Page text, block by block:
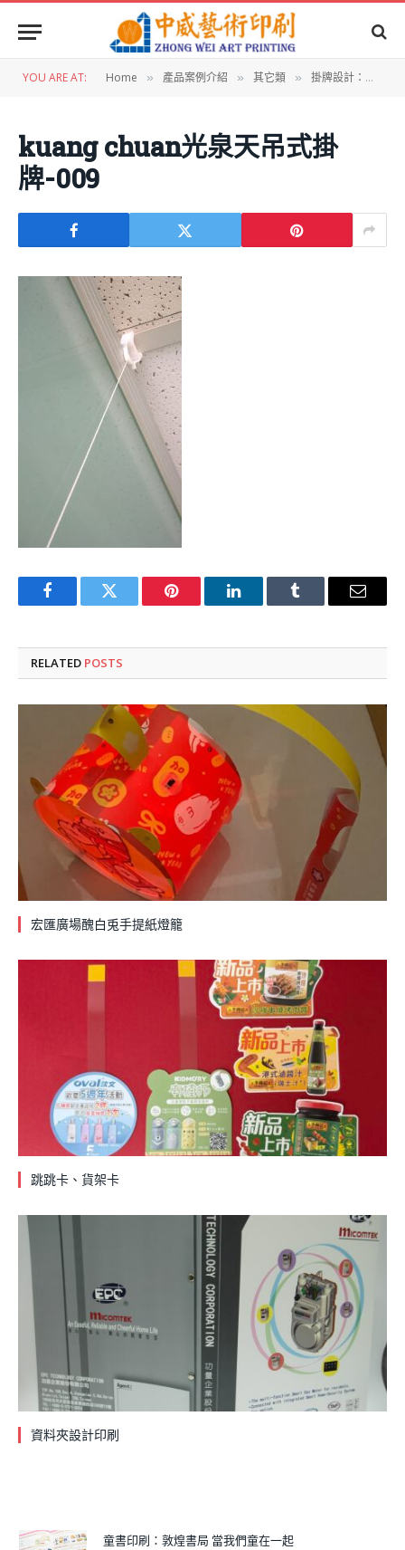
YOU ARE AT: Home » 產品案例介紹 » 其它類 » 掛牌設計：光泉食品中元節天吊式商品掛牌
kuang chuan光泉天吊式掛
牌-009
FacebookTwitter Pinterest LinkedInTumblr Email
RELATED POSTS
宏匯廣場醜白兎手提紙燈籠
跳跳卡、貨架卡
資料夾設計印刷
童書印刷：敦煌書局 當我們童在一起